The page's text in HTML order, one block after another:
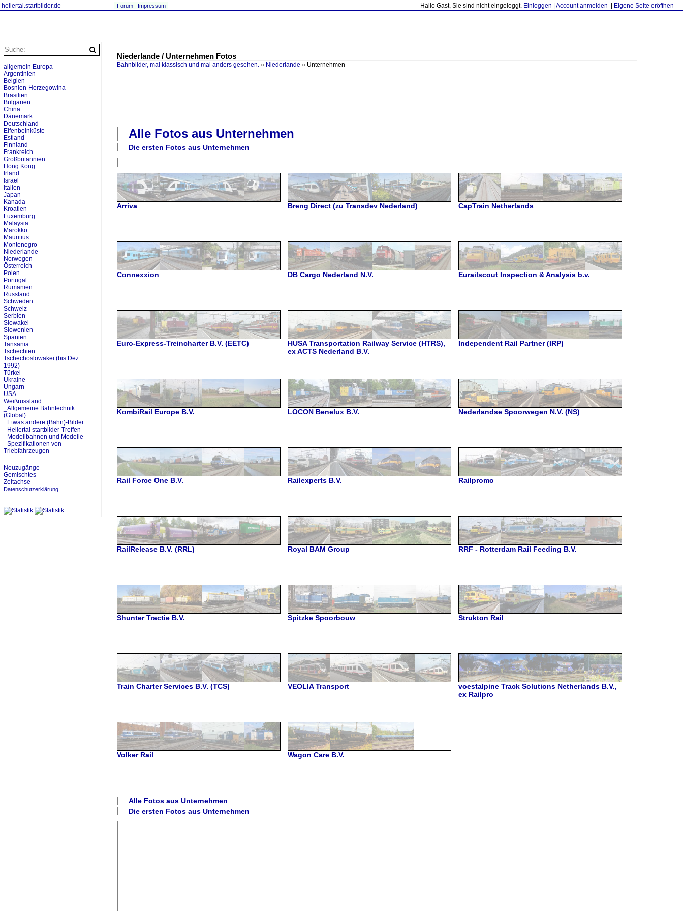
hellertal.startbilder.de Hallo Gast, Sie sind nicht eingeloggt. Einloggen Account anmelden Eigene Seite eröffnen
Forum Impressum
Niederlande / Unternehmen Fotos
Bahnbilder, mal klassisch und mal anders gesehen. » Niederlande » Unternehmen
Alle Fotos aus Unternehmen
Die ersten Fotos aus Unternehmen
Arriva Breng Direct (zu Transdev Nederland) CapTrain Netherlands
Connexxion DB Cargo Nederland N.V. Eurailscout Inspection & Analysis b.v.
Euro-Express-Treincharter B.V. (EETC)
HUSA Transportation Railway Service (HTRS),
ex ACTS Nederland B.V.
Independent Rail Partner (IRP)
KombiRail Europe B.V. LOCON Benelux B.V. Nederlandse Spoorwegen N.V. (NS)
Rail Force One B.V. Railexperts B.V. Railpromo
RailRelease B.V. (RRL) Royal BAM Group RRF - Rotterdam Rail Feeding B.V.
Shunter Tractie B.V. Spitzke Spoorbouw Strukton Rail
Train Charter Services B.V. (TCS) VEOLIA Transport
voestalpine Track Solutions Netherlands B.V.,
ex Railpro
Volker Rail Wagon Care B.V.
Alle Fotos aus Unternehmen
Die ersten Fotos aus Unternehmen
allgemein Europa
Argentinien
Belgien
Bosnien-Herzegowina
Brasilien
Bulgarien
China
Dänemark
Deutschland
Elfenbeinküste
Estland
Finnland
Frankreich
Großbritannien
Hong Kong
Irland
Israel
Italien
Japan
Kanada
Kroatien
Luxemburg
Malaysia
Marokko
Mauritius
Montenegro
Niederlande
Norwegen
Österreich
Polen
Portugal
Rumänien
Russland
Schweden
Schweiz
Serbien
Slowakei
Slowenien
Spanien
Tansania
Tschechien
Tschechoslowakei (bis Dez.
1992)
Türkei
Ukraine
Ungarn
USA
Weißrussland
_Allgemeine Bahntechnik
(Global)
_Etwas andere (Bahn)-Bilder
_Hellertal startbilder-Treffen
_Modellbahnen und Modelle
_Spezifikationen von
Triebfahrzeugen
Neuzugänge
Gemischtes
Zeitachse
Datenschutzerklärung